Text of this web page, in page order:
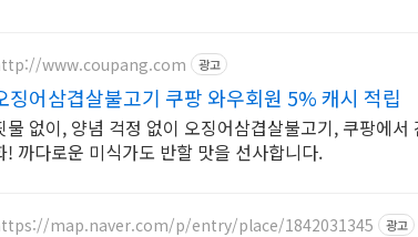
www.coupang.com 광고
징어삼겹살불고기 쿠팡 와우회원 5% 캐시 적립
물 없이, 양념 걱정 없이 오징어삼겹살불고기, 쿠팡에
! 까다로운 미식가도 반할 맛을 선사합니다.
map.naver.com/p/entry/place/1842031345 광고